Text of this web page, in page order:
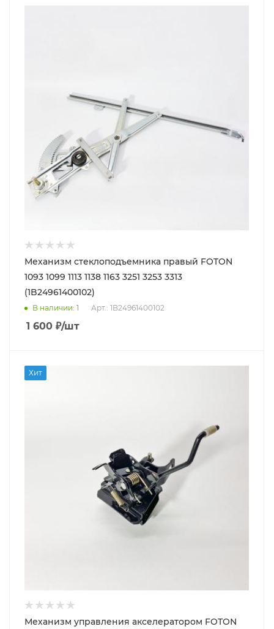
Механизм стеклоподъемника правый FOTON
1093 1099 1113 1138 1163 3251 3253 3313
(1B24961400102)
В наличии: 1 Арт.: 1B24961400102
1 600 ₽/шт
Хит
Механизм управления акселератором FOTON